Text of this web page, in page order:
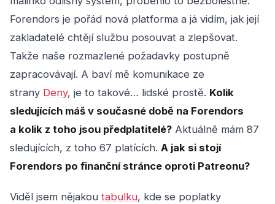
Forendors je pořád nová platforma a já vidím, jak její
zakladatelé chtějí službu posouvat a zlepšovat.
Takže naše rozmazlené požadavky postupně
zapracovávají. A baví mě komunikace ze
strany Deny, je to takové… lidské prostě. Kolik
sledujících máš v současné době na Forendors
a kolik z toho jsou předplatitelé? Aktuálně mám 87
sledujících, z toho 67 platících. A jak si stojí
Forendors po finanční stránce oproti Patreonu?
Viděl jsem nějakou tabulku, kde se poplatky